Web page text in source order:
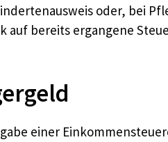
oder, bei
bereits ergangene
einer